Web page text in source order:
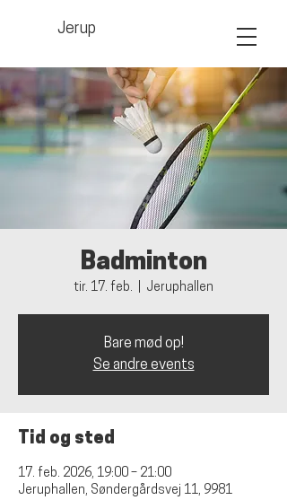
Jerup
Badminton
tir. 17. feb. Jeruphallen
Bare mød op!
Se andre events
Tid og sted
17. feb. 2026, 19:00 – 21:00
Jeruphallen, Søndergårdsvej 11, 9981